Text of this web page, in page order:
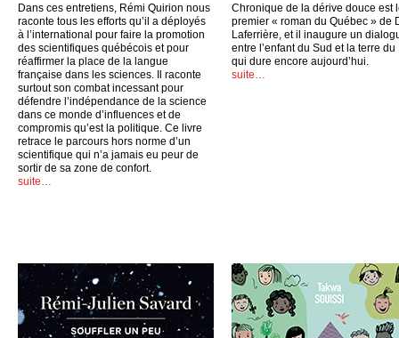
Dans ces entretiens, Rémi Quirion nous
raconte tous les efforts qu’il a déployés
à l’international pour faire la promotion
des scientifiques québécois et pour
réaffirmer la place de la langue
française dans les sciences. Il raconte
surtout son combat incessant pour
défendre l’indépendance de la science
dans ce monde d’influences et de
compromis qu’est la politique. Ce livre
retrace le parcours hors norme d’un
scientifique qui n’a jamais eu peur de
sortir de sa zone de confort.
suite…
Chronique de la dérive douce est
premier « roman du Québec » de
Laferrière, et il inaugure un
entre l’enfant du Sud et la terre du
qui dure encore aujourd’hui.
suite…